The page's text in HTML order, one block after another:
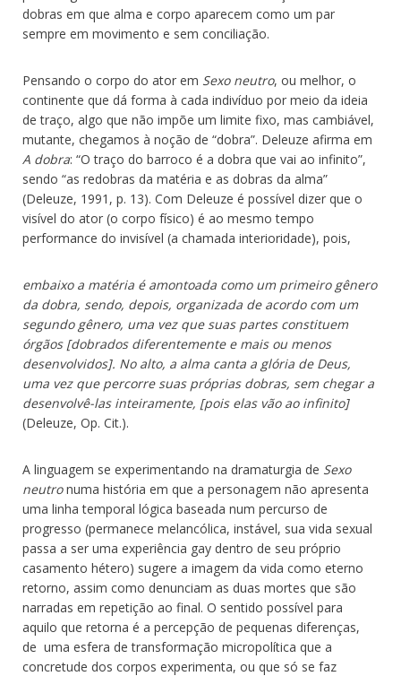
dobras em que alma e corpo aparecem como um par
sempre em movimento e sem conciliação.
Pensando o corpo do ator em Sexo neutro, ou melhor, o
continente que dá forma à cada indivíduo por meio da ideia
de traço, algo que não impõe um limite fixo, mas cambiável,
mutante, chegamos à noção de “dobra”. Deleuze afirma em
A dobra: “O traço do barroco é a dobra que vai ao infinito”,
sendo “as redobras da matéria e as dobras da alma”
(Deleuze, 1991, p. 13). Com Deleuze é possível dizer que o
visível do ator (o corpo físico) é ao mesmo tempo
performance do invisível (a chamada interioridade), pois,
embaixo a matéria é amontoada como um primeiro gênero
da dobra, sendo, depois, organizada de acordo com um
segundo gênero, uma vez que suas partes constituem
órgãos [dobrados diferentemente e mais ou menos
desenvolvidos]. No alto, a alma canta a glória de Deus,
uma vez que percorre suas próprias dobras, sem chegar a
desenvolvê-las inteiramente, [pois elas vão ao infinito]
(Deleuze, Op. Cit.).
A linguagem se experimentando na dramaturgia de Sexo
neutronuma história em que a personagem não apresenta
uma linha temporal lógica baseada num percurso de
progresso (permanece melancólica, instável, sua vida sexual
passa a ser uma experiência gay dentro de seu próprio
casamento hétero) sugere a imagem da vida como eterno
retorno, assim como denunciam as duas mortes que são
narradas em repetição ao final. O sentido possível para
aquilo que retorna é a percepção de pequenas diferenças,
de uma esfera de transformação micropolítica que a
concretude dos corpos experimenta, ou que só se faz